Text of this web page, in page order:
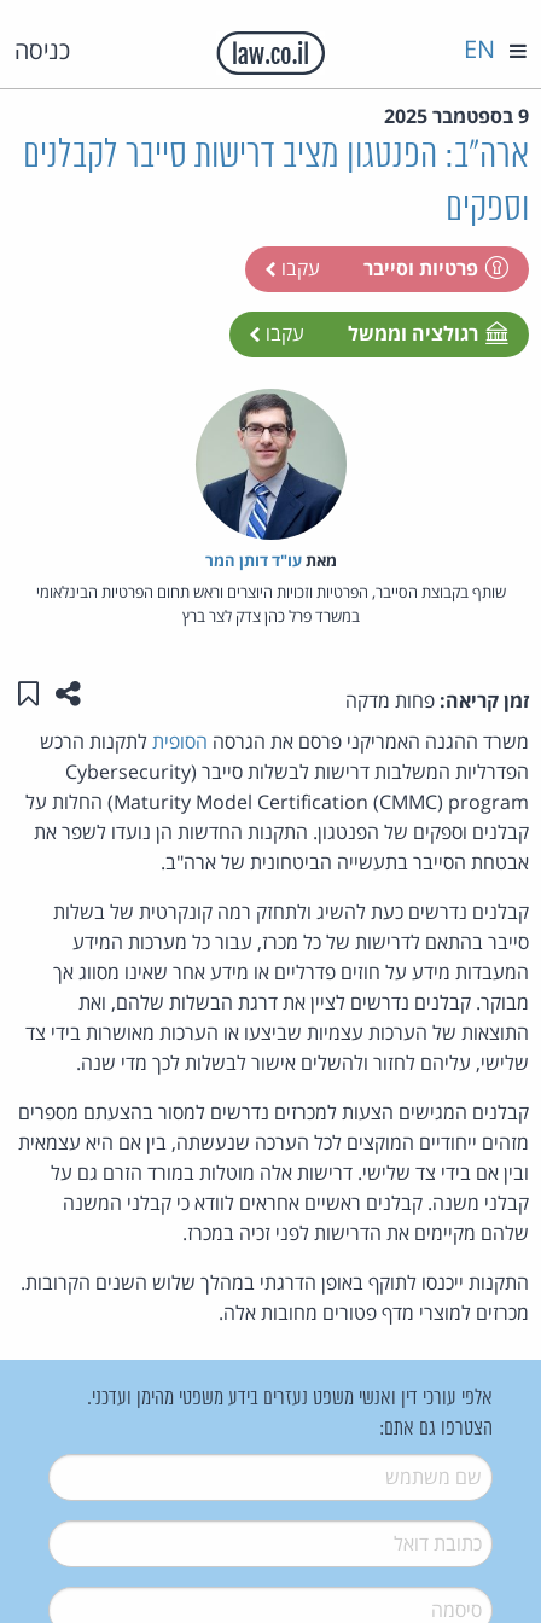
כניסה EN
9 בספטמבר 2025
ארה"ב: הפנטגון מציב דרישות סייבר לקבלנים
וספקים
פרטיות וסייבר עקבו
רגולציה וממשל עקבו
מאת‏עו"ד דותן המר
שותף בקבוצת הסייבר, הפרטיות וזכויות היוצרים וראש תחום הפרטיות הבינלאומי
במשרד פרל כהן צדק לצר ברץ
זמן קריאה: פחות מדקה שתפו
משרד ההגנה האמריקני פרסם את הגרסה הסופיתלתקנות הרכש
הפדרליות המשלבות דרישות לבשלות סייבר (Cybersecurity
Maturity Model Certification (CMMC) program) החלות על
קבלנים וספקים של הפנטגון. התקנות החדשות הן נועדו לשפר את
אבטחת הסייבר בתעשייה הביטחונית של ארה"ב.
קבלנים נדרשים כעת להשיג ולתחזק רמה קונקרטית של בשלות
סייבר בהתאם לדרישות של כל מכרז, עבור כל מערכות המידע
המעבדות מידע על חוזים פדרליים או מידע אחר שאינו מסווג אך
מבוקר. קבלנים נדרשים לציין את דרגת הבשלות שלהם, ואת
התוצאות של הערכות עצמיות שביצעו או הערכות מאושרות בידי צד
שלישי, עליהם לחזור ולהשלים אישור לבשלות לכך מדי שנה.
קבלנים המגישים הצעות למכרזים נדרשים למסור בהצעתם מספרים
מזהים ייחודיים המוקצים לכל הערכה שנעשתה, בין אם היא עצמאית
ובין אם בידי צד שלישי. דרישות אלה מוטלות במורד הזרם גם על
קבלני משנה. קבלנים ראשיים אחראים לוודא כי קבלני המשנה
שלהם מקיימים את הדרישות לפני זכיה במכרז.
התקנות ייכנסו לתוקף באופן הדרגתי במהלך שלוש השנים הקרובות.
מכרזים למוצרי מדף פטורים מחובות אלה.
אלפי עורכי דין ואנשי משפט נעזרים בידע משפטי מהימן ועדכני.
הצטרפו גם אתם:
שם משתמש*
דואל*
סיסמה*